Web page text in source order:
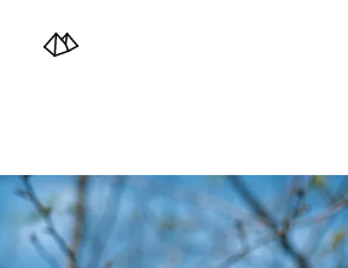
Video Diary | 映像日記
Photograph
illustration+Artwork
Profile+Shop